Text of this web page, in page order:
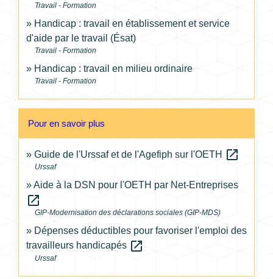
Travail - Formation
Handicap : travail en établissement et service
d'aide par le travail (Ésat)
Travail - Formation
Handicap : travail en milieu ordinaire
Travail - Formation
Pour en savoir plus
Guide de l'Urssaf et de l'Agefiph sur l'OETH open_in_new
Urssaf
Aide à la DSN pour l'OETH par Net-Entreprises
open_in_new
GIP-Modernisation des déclarations sociales (GIP-MDS)
Dépenses déductibles pour favoriser l'emploi des
travailleurs handicapés open_in_new
Urssaf